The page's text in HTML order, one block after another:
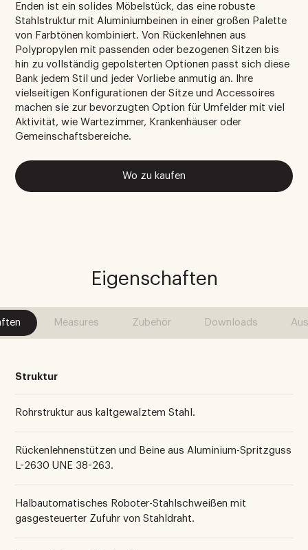
Enden ist ein solides Möbelstück, das eine robuste
Stahlstruktur mit Aluminiumbeinen in einer großen Palette
von Farbtönen kombiniert. Von Rückenlehnen aus
Polypropylen mit passenden oder bezogenen Sitzen bis
hin zu vollständig gepolsterten Optionen passt sich diese
Bank jedem Stil und jeder Vorliebe anmutig an. Ihre
vielseitigen Konfigurationen der Sitze und Accessoires
machen sie zur bevorzugten Option für Umfelder mit viel
Aktivität, wie Wartezimmer, Krankenhäuser oder
Gemeinschaftsbereiche.
Wo zu kaufen
Eigenschaften
Measures Zubehör Downloads
Struktur
Rohrstruktur aus kaltgewalztem Stahl.
Rückenlehnenstützen und Beine aus Aluminium-Spritzguss
L-2630 UNE 38-263.
Halbautomatisches Roboter-Stahlschweißen mit
gasgesteuerter Zufuhr von Stahldraht.